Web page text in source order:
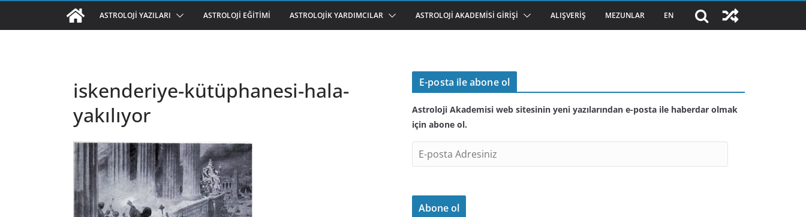
ASTROLOJI YAZILARI ASTROLOJI EĞITIMI ASTROLOJIK YARDIMCILAR ASTROLOJI AKADEMISI GIRIŞI ALIŞVERIŞ MEZUNLAR EN
iskenderiye-kütüphanesi-hala-
yakılıyor
E-posta ile abone ol
Astroloji Akademisi web sitesinin yeni yazılarından e-posta ile haberdar olmak
için abone ol.
-
o
Abone ol